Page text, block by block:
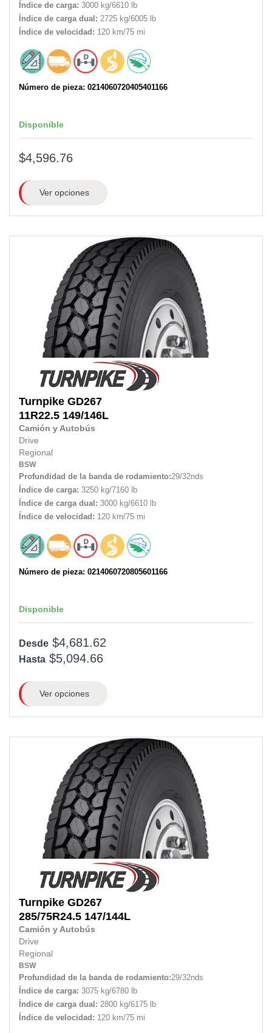
Índice de carga: 3000 kg/6610 lb
Índice de carga dual: 2725 kg/6005 lb
Índice de velocidad: 120 km/75 mi
Número de pieza: 0214060720405401166
Disponible
$4,596.76
Ver opciones
Turnpike GD267
11R22.5 149/146L
Camión y Autobús
Drive
Regional
BSW
Profundidad de la banda de rodamiento:29/32nds
Índice de carga: 3250 kg/7160 lb
Índice de carga dual: 3000 kg/6610 lb
Índice de velocidad: 120 km/75 mi
Número de pieza: 0214060720805601166
Disponible
Desde $4,681.62
Hasta $5,094.66
Ver opciones
Turnpike GD267
285/75R24.5 147/144L
Camión y Autobús
Drive
Regional
BSW
Profundidad de la banda de rodamiento:29/32nds
Índice de carga: 3075 kg/6780 lb
Índice de carga dual: 2800 kg/6175 lb
Índice de velocidad: 120 km/75 mi